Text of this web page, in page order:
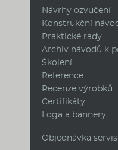
Návrhy ozvučení
Konstrukční
Praktické rady
Archiv návodů k
Školení
Reference
Recenze výrobků
Certifikáty
Loga a bannery
Objednávka